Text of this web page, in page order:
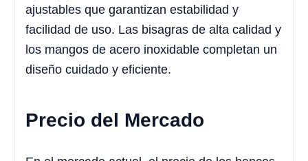
ajustables que garantizan estabilidad y
facilidad de uso. Las bisagras de alta calidad y
los mangos de acero inoxidable completan un
diseño cuidado y eficiente.
Precio del Mercado